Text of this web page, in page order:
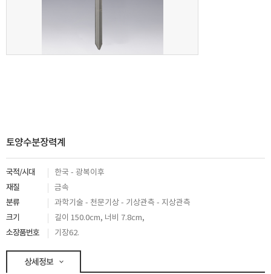
토양수분장력계
국적/시대 한국 - 광복이후
재질 금속
분류 과학기술 - 천문기상 - 기상관측 - 지상관측
크기 길이 150.0cm, 너비 7.8cm,
소장품번호 기장62.
상세정보